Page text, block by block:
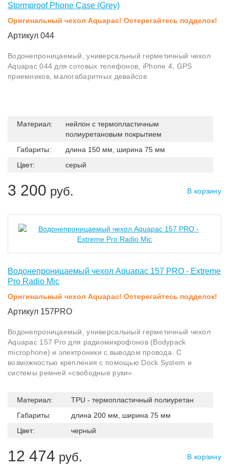
Stormproof Phone Case (Grey)
Оригинальный чехол Aquapac! Остерегайтесь подделок!
Артикул 044
Водонепроницаемый, универсальный герметичный чехол
Aquapac 044 для сотовых телефонов, iPhone 4, GPS
приемников, малогабаритных девайсов
Материал:
нейлон с термопластичным
полиуретановым покрытием
Габариты:
длина 150 мм, ширина 75 мм
Цвет:
серый
3 200 руб. В корзину
Водонепроницаемый чехол Aquapac 157 PRO - Extreme
Pro Radio Mic
Оригинальный чехол Aquapac! Остерегайтесь подделок!
Артикул 157PRO
Водонепроницаемый, универсальный герметичный чехол
Aquapac 157 Pro для радиомикрофонов (Bodypack
microphone) и электроники с выводом провода. С
возможностью крепления с помощью Dock System и
системы ремней «свободные руки»
Материал:
TPU - термопластичный полиуретан
Габариты:
длина 200 мм, ширина 75 мм
Цвет:
черный
12 474 руб. В корзину